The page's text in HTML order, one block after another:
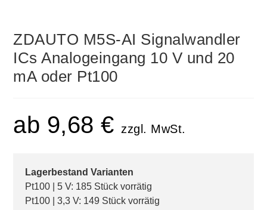
ZDAUTO M5S-AI Signalwandler
ICs Analogeingang 10 V und 20
mA oder Pt100
ab 9,68€ zzgl. MwSt.
Lagerbestand Varianten
Pt100 | 5 V: 185 Stück vorrätig
Pt100 | 3,3 V: 149 Stück vorrätig